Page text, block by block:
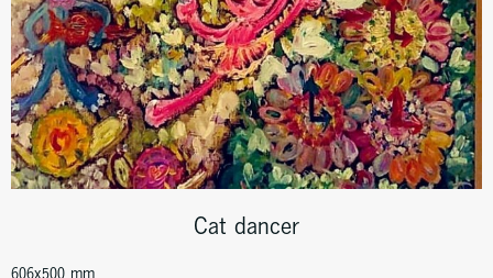
Cat dancer
606x500 mm